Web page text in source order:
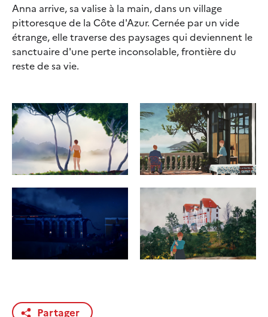
Anna arrive, sa valise à la main, dans un village
pittoresque de la Côte d'Azur. Cernée par un vide
étrange, elle traverse des paysages qui deviennent le
sanctuaire d'une perte inconsolable, frontière du
reste de sa vie.
Partager